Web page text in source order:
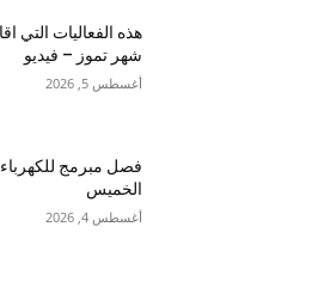
هذه الفعاليات التي
شهر تموز – فيديو
أغسطس 5, 2026
فصل مبرمج
الخميس
أغسطس 4, 2026